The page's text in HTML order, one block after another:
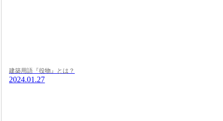
建築用語『役物』とは？
2024.01.27